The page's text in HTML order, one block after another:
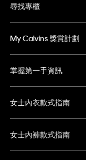
尋找專櫃
My Calvins 獎賞計劃
掌握第一手資訊
女士內衣款式指南
女士內褲款式指南